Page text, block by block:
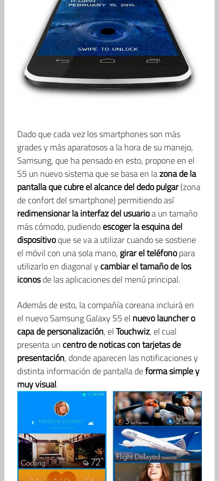
Dado que cada vez los smartphones son más
grades y más aparatosos a la hora de su manejo,
Samsung, que ha pensado en esto, propone en el
S5 un nuevo sistema que se basa en lazona de la
pantalla que cubre el alcance del dedo pulgar(zona
de confort del smartphone) permitiendo así
redimensionar la interfaz del usuarioa un tamaño
más cómodo, pudiendoescoger la esquina del
dispositivoque se va a utilizar cuando se sostiene
el móvil con una sola mano, girar el teléfonopara
utilizarlo en diagonal y cambiar el tamaño de los
iconosde las aplicaciones del menú principal.
Además de esto, la compañía coreana incluirá en
el nuevo Samsung Galaxy S5 el nuevo launcher o
capa de personalización, elTouchwiz, el cual
presenta un centro de noticas con tarjetas de
presentación, donde aparecen las notificaciones y
distinta información de pantalla deforma simple y
muy visual.